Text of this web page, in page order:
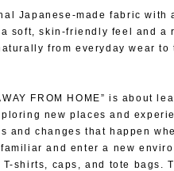
Japanese-made fabric with
soft, skin-friendly feel and a
from everyday wear to
FROM HOME” is about
new places and
and changes that happen
and enter a new
shirts, caps, and tote bags.